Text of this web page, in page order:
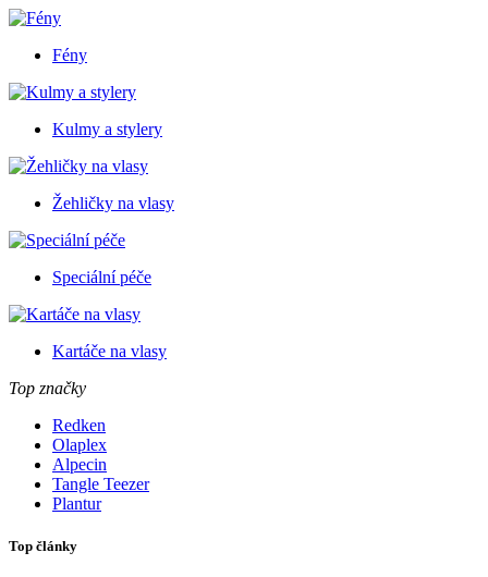
Fény
Kulmy a stylery
Žehličky na vlasy
Speciální péče
Kartáče na vlasy
Top značky
Redken
Olaplex
Alpecin
Tangle Teezer
Plantur
Top články